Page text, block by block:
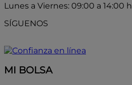
Lunes a Viernes: 09:00 a 14:00 h
SÍGUENOS
MI BOLSA